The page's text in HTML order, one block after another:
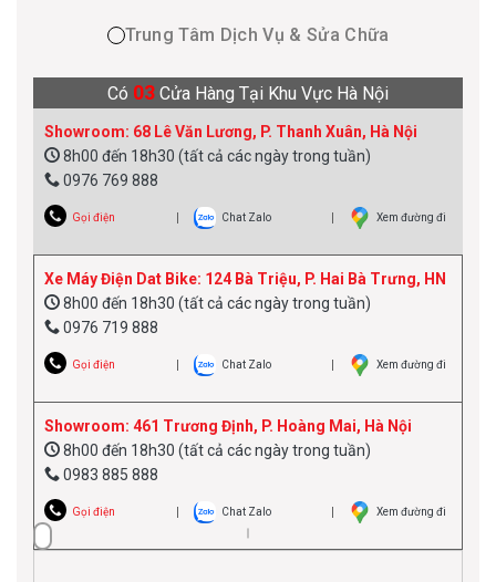
Trung Tâm Dịch Vụ & Sửa Chữa
Có 03 Cửa Hàng Tại Khu Vực Hà Nội
Showroom: 68 Lê Văn Lương, P. Thanh Xuân, Hà Nội
8h00 đến 18h30 (tất cả các ngày trong tuần)
0976 769 888
Gọi điện Chat Zalo Xem đường đi
Xe Máy Điện Dat Bike: 124 Bà Triệu, P. Hai Bà Trưng, HN
8h00 đến 18h30 (tất cả các ngày trong tuần)
0976 719 888
Gọi điện Chat Zalo Xem đường đi
Showroom: 461 Trương Định, P. Hoàng Mai, Hà Nội
8h00 đến 18h30 (tất cả các ngày trong tuần)
0983 885 888
Gọi điện Chat Zalo Xem đường đi